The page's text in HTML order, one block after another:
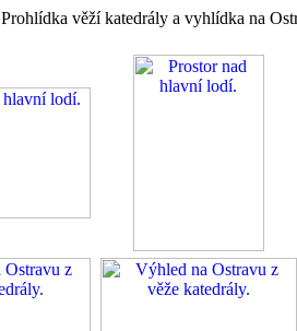
Prohlídka věží katedrály a vyhlídka na